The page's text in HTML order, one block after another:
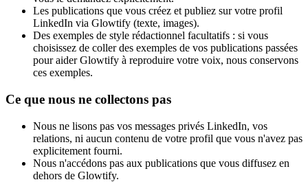
Les publications que vous créez et publiez sur votre profil
LinkedIn via Glowtify (texte, images).
Des exemples de style rédactionnel facultatifs : si vous
choisissez de coller des exemples de vos publications passées
pour aider Glowtify à reproduire votre voix, nous conservons
ces exemples.
Ce que nous ne collectons pas
Nous ne lisons pas vos messages privés LinkedIn, vos
relations, ni aucun contenu de votre profil que vous n'avez pas
explicitement fourni.
Nous n'accédons pas aux publications que vous diffusez en
dehors de Glowtify.